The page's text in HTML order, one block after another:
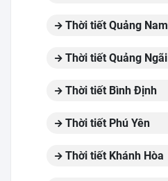
Thời tiết Quảng Nam
Thời tiết Quảng Ngãi
Thời tiết Bình Định
Thời tiết Phú Yên
Thời tiết Khánh Hòa